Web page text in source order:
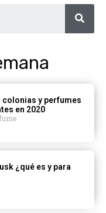
colonias y perfumes
en 2020
¿qué es y para